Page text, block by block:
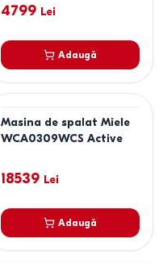
4799 Lei
Adaugă
Masina de spalat Miele
WCA0309WCS Active
18539 Lei
Adaugă